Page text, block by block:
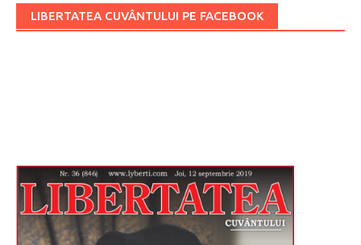
LIBERTATEA CUVÂNTULUI PE FACEBOOK